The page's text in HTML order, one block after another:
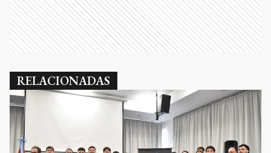
RELACIONADAS